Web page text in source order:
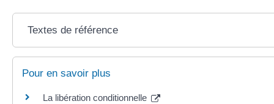
Textes de référence
Pour en savoir plus
La libération conditionnelle